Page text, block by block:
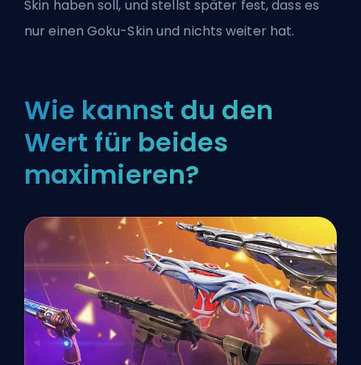
Skin haben soll, und stellst später fest, dass es
nur einen Goku-Skin und nichts weiter hat.
Wie kannst du den
Wert für beides
maximieren?